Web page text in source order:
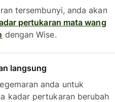
tersembunyi, anda akan
pertukaran mata wang
dengan Wise.
langsung
anda untuk
kadar pertukaran berubah